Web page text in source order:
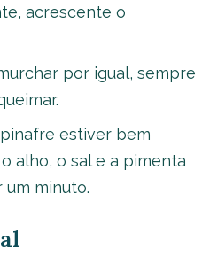
acrescente o
por igual, sempre
estiver bem
alho, o sal e a pimenta
um minuto.